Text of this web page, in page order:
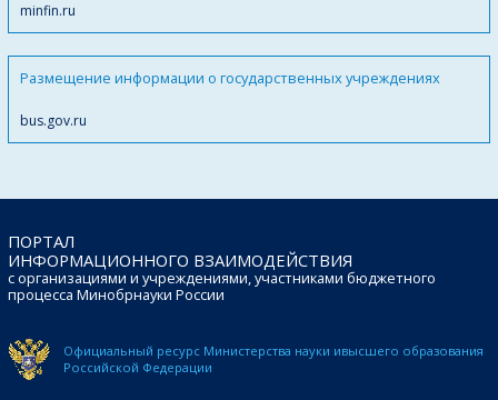
minfin.ru
Размещение информации о государственных учреждениях
bus.gov.ru
ПОРТАЛ
ИНФОРМАЦИОННОГО ВЗАИМОДЕЙСТВИЯ
с организациями и учреждениями, участниками бюджетного
процесса Минобрнауки России
Официальный ресурс Министерства науки ивысшего образования
Российской Федерации